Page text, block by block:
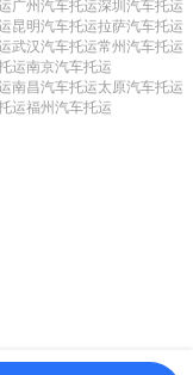
广州汽车托运深圳汽车托运
昆明汽车托运拉萨汽车托运
武汉汽车托运常州汽车托运
运南京汽车托运
南昌汽车托运太原汽车托运
运福州汽车托运